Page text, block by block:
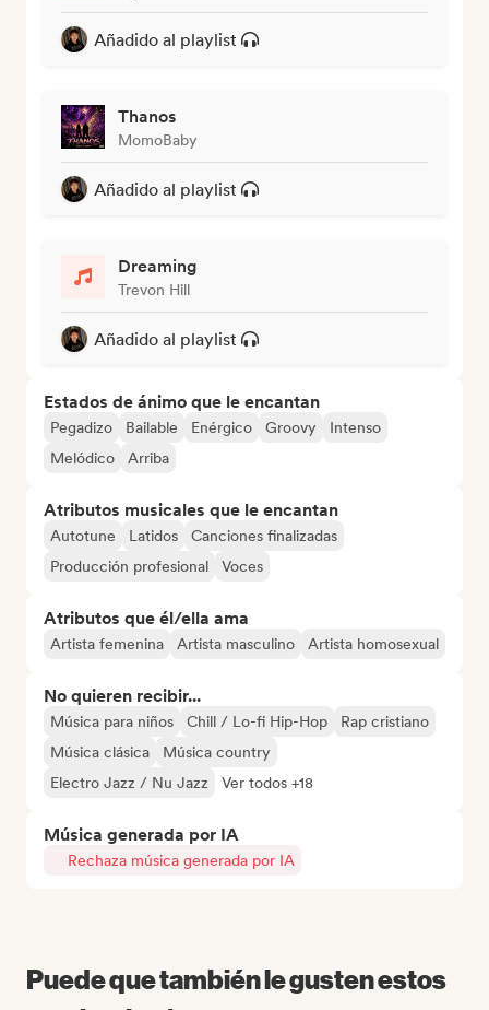
Añadido al playlist
Thanos
MomoBaby
Añadido al playlist
Dreaming
Trevon Hill
Añadido al playlist
Estados de ánimo que le encantan
Pegadizo Bailable Enérgico Groovy
Intenso
Melódico
Arriba
Atributos musicales que le encantan
Autotune Latidos
Canciones finalizadas
Producción profesional
Voces
Atributos que él/ella ama
Artista femenina Artista masculino Artista homosexual
No quieren recibir...
Música para niños Chill / Lo-fi Hip-Hop
Rap cristiano
Música clásica
Música country
Electro Jazz / Nu Jazz
Ver todos +18
Música generada por IA
Rechaza música generada por IA
Puede que también le gusten estos